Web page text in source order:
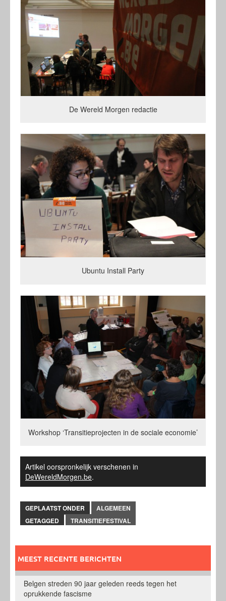
De Wereld Morgen redactie
Ubuntu Install Party
Workshop ‘Transitieprojecten in de sociale economie’
Artikel oorspronkelijk verschenen in
DeWereldMorgen.be.
GEPLAATST ONDER
ALGEMEEN
GETAGGED
TRANSITIEFESTIVAL
MEEST RECENTE BERICHTEN
Belgen streden 90 jaar geleden reeds tegen het
oprukkende fascisme